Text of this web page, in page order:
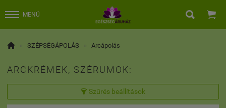
MENÜ  
 » SZÉPSÉGÁPOLÁS » Arcápolás
ARCKRÉMEK, SZÉRUMOK:
 Szűrés beállítások